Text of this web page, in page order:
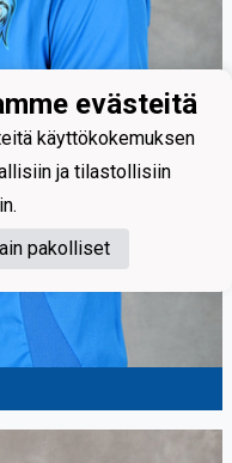
evästeitä
käyttökokemuksen
ja tilastollisiin
pakolliset